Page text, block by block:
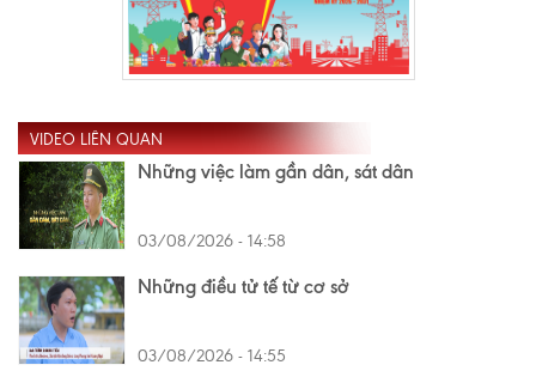
VIDEO LIÊN QUAN
Những việc làm gần dân, sát dân
03/08/2026 - 14:58
Những điều tử tế từ cơ sở
03/08/2026 - 14:55